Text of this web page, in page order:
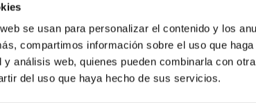
se usan para personalizar el contenido y los
compartimos información sobre el uso que
y análisis web, quienes pueden combinarla con
del uso que haya hecho de sus servicios.
INSTITUCIONAL PORTAL DEL IAC